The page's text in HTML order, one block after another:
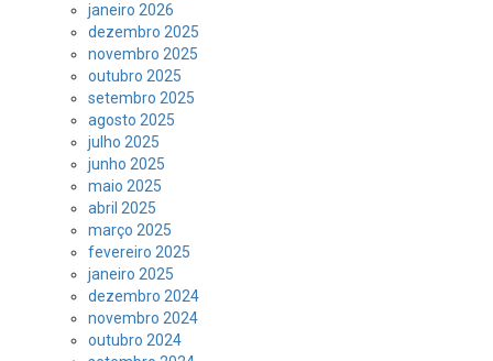
janeiro 2026
dezembro 2025
novembro 2025
outubro 2025
setembro 2025
agosto 2025
julho 2025
junho 2025
maio 2025
abril 2025
março 2025
fevereiro 2025
janeiro 2025
dezembro 2024
novembro 2024
outubro 2024